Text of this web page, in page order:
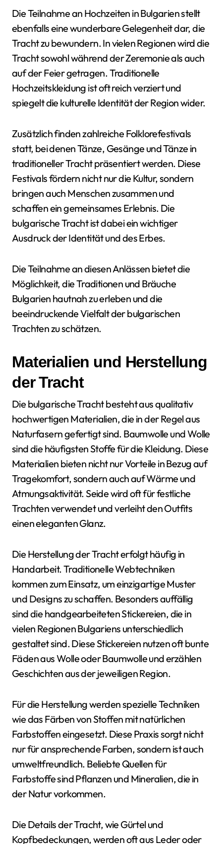
Die Teilnahme an Hochzeiten in Bulgarien stellt
ebenfalls eine wunderbare Gelegenheit dar, die
Tracht zu bewundern. In vielen Regionen wird die
Tracht sowohl während der Zeremonie als auch
auf der Feier getragen. Traditionelle
Hochzeitskleidung ist oft reich verziert und
spiegelt die kulturelle Identität der Region wider.
Zusätzlich finden zahlreiche Folklorefestivals
statt, bei denen Tänze, Gesänge und Tänze in
traditioneller Tracht präsentiert werden. Diese
Festivals fördern nicht nur die Kultur, sondern
bringen auch Menschen zusammen und
schaffen ein gemeinsames Erlebnis. Die
bulgarische Tracht ist dabei ein wichtiger
Ausdruck der Identität und des Erbes.
Die Teilnahme an diesen Anlässen bietet die
Möglichkeit, die Traditionen und Bräuche
Bulgarien hautnah zu erleben und die
beeindruckende Vielfalt der bulgarischen
Trachten zu schätzen.
Materialien und Herstellung
der Tracht
Die bulgarische Tracht besteht aus qualitativ
hochwertigen Materialien, die in der Regel aus
Naturfasern gefertigt sind. Baumwolle und Wolle
sind die häufigsten Stoffe für die Kleidung. Diese
Materialien bieten nicht nur Vorteile in Bezug auf
Tragekomfort, sondern auch auf Wärme und
Atmungsaktivität. Seide wird oft für festliche
Trachten verwendet und verleiht den Outfits
einen eleganten Glanz.
Die Herstellung der Tracht erfolgt häufig in
Handarbeit. Traditionelle Webtechniken
kommen zum Einsatz, um einzigartige Muster
und Designs zu schaffen. Besonders auffällig
sind die handgearbeiteten Stickereien, die in
vielen Regionen Bulgariens unterschiedlich
gestaltet sind. Diese Stickereien nutzen oft bunte
Fäden aus Wolle oder Baumwolle und erzählen
Geschichten aus der jeweiligen Region.
Für die Herstellung werden spezielle Techniken
wie das Färben von Stoffen mit natürlichen
Farbstoffen eingesetzt. Diese Praxis sorgt nicht
nur für ansprechende Farben, sondern ist auch
umweltfreundlich. Beliebte Quellen für
Farbstoffe sind Pflanzen und Mineralien, die in
der Natur vorkommen.
Die Details der Tracht, wie Gürtel und
Kopfbedeckungen, werden oft aus Leder oder